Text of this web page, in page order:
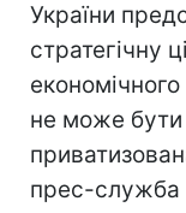
України
стратегічну
не може
прес-служба